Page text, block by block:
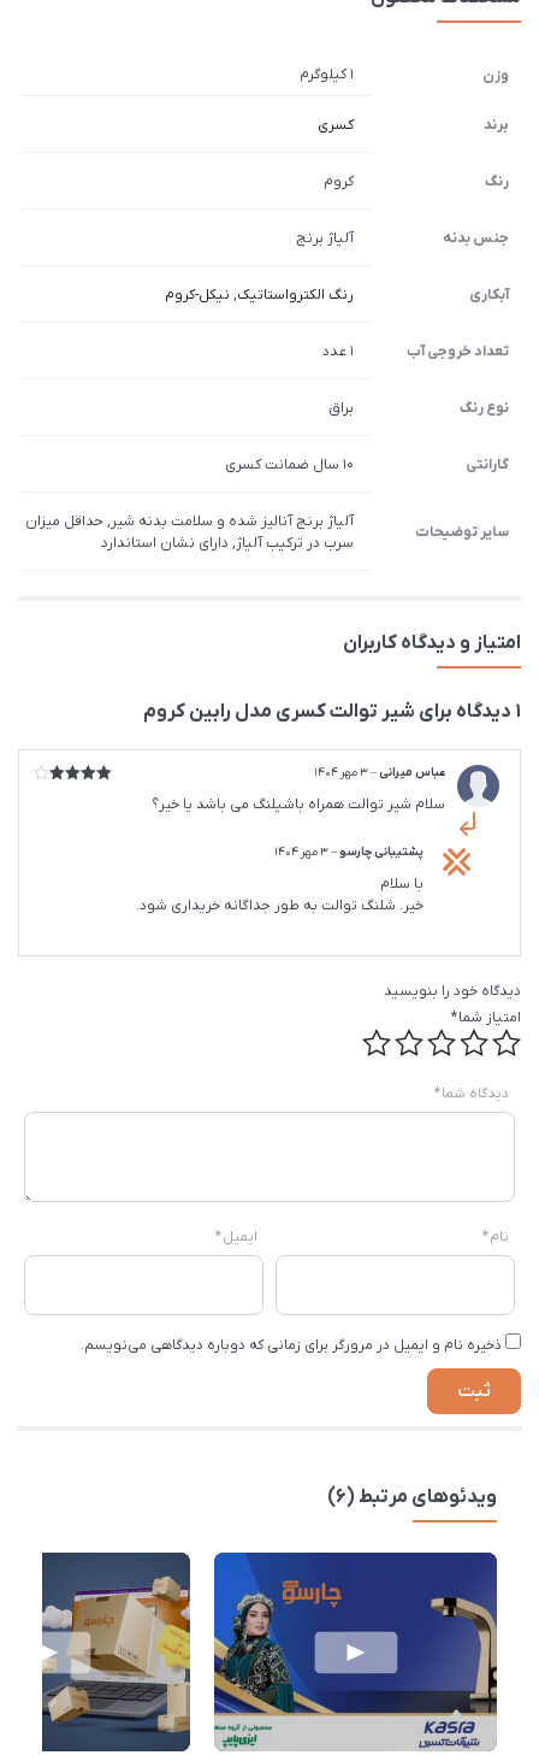
وزن 1 کیلوگرم
برند کسری
رنگ کروم
جنس بدنه آلیاژ برنج
آبکاری رنگ الکترواستاتیک, نیکل-کروم
تعداد خروجی آب 1 عدد
نوع رنگ براق
گارانتی 10 سال ضمانت کسری
سایر توضیحات
آلیاژ برنج آنالیز شده و سلامت بدنه شیر, حداقل میزان
سرب در ترکیب آلیاژ, دارای نشان استاندارد
امتیاز و دیدگاه کاربران
1 دیدگاه برای شیر توالت کسری مدل رابین کروم
عباس میرانی–3 مهر 1404
سلام شیر توالت همراه باشیلنگ می باشد یا خیر؟
پشتیبانی چارسو–3 مهر 1404
با سلام
خیر. شلنگ توالت به طور جداگانه خریداری شود.
دیدگاه خود را بنویسید
امتیاز شما*
دیدگاه شما*
نام* ایمیل*
ذخیره نام و ایمیل در مرورگر برای زمانی که دوباره دیدگاهی می‌نویسم.
ویدئوهای مرتبط (6)